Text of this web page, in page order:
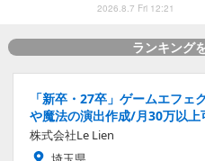
2026.8.7 Fri 12:21
ランキング
「新卒・27卒」ゲームエフ
や魔法の演出作成/月30万以上
株式会社Le Lien